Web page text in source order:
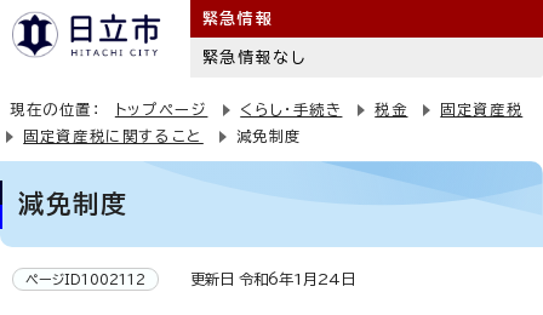
緊急情報
緊急情報なし
現在の位置： トップページ くらし・手続き 税金
固定資産税
固定資産税に関すること
減免制度
減免制度
ページID1002112 更新日 令和6年1月24日